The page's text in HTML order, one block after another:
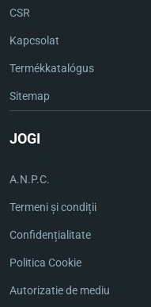
CSR
Kapcsolat
Termékkatalógus
Sitemap
JOGI
A.N.P.C.
Termeni și condiții
Confidențialitate
Politica Cookie
Autorizatie de mediu